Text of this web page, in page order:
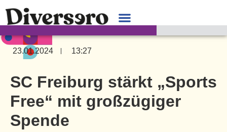
23.01.2024 13:27
SC Freiburg stärkt „Sports
Free“ mit großzügiger
Spende